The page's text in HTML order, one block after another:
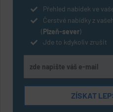
Přehled nabídek ve
Čerstvé nabídky z
(Plzeň-sever)
Jde to kdykoliv zrušit